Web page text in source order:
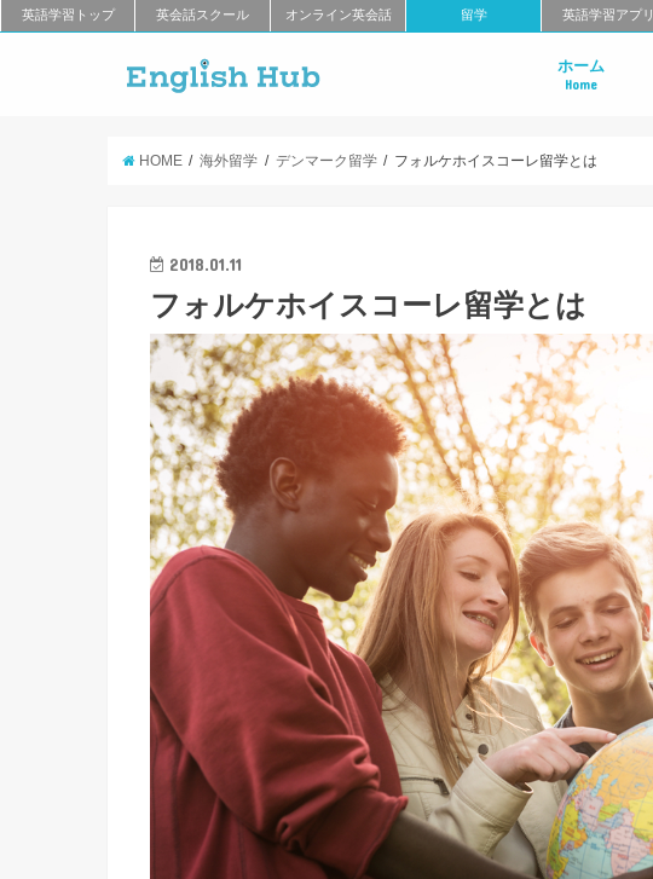
英語学習トップ 英会話スクール オンライン英会話 留学 英語学習アプリ
ホーム
Home
HOME 海外留学 デンマーク留学 フォルケホイスコーレ留学とは
2018.01.11
フォルケホイスコーレ留学とは